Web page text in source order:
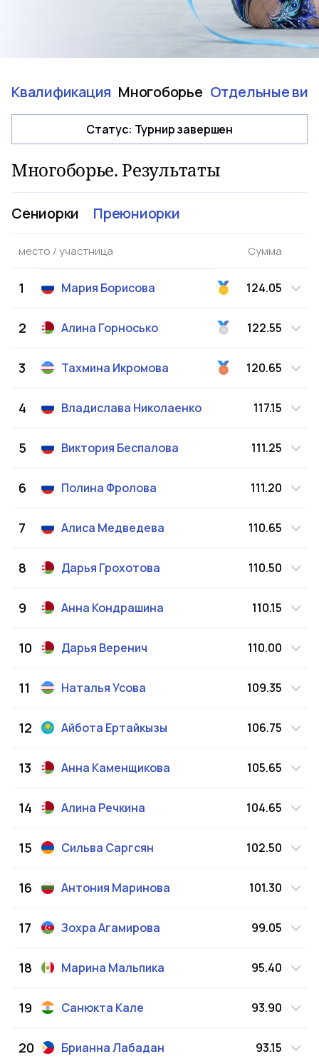
Квалификация Многоборье Отдельные
Статус: Турнир завершен
Многоборье. Результаты
Сениорки Преюниорки
место / участница Сумма
1 Мария Борисова 124.05
2 Алина Горносько 122.55
3 Тахмина Икромова 120.65
4 Владислава Николаенко 117.15
5 Виктория Беспалова 111.25
6 Полина Фролова 111.20
7 Алиса Медведева 110.65
8 Дарья Грохотова 110.50
9 Анна Кондрашина 110.15
10 Дарья Веренич 110.00
11 НатальяУсова 109.35
12 Айбота Ертайкызы 106.75
13 Анна Каменщикова 105.65
14 Алина Речкина 104.65
15 Сильва Саргсян 102.50
16 Антония Маринова 101.30
17 ЗохраАгамирова 99.05
18 Марина Мальпика 95.40
19 Санюкта Кале 93.90
20 БрианнаЛабадан 93.15